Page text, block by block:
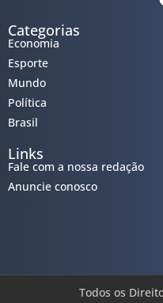
Categorias
Economia
Esporte
Mundo
Política
Brasil
Links
Fale com a nossa redação
Anuncie conosco
Todos os